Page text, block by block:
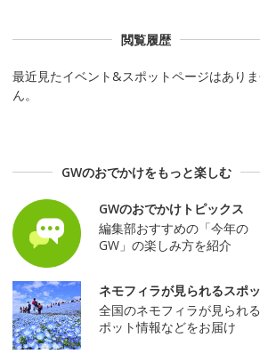
閲覧履歴
最近見たイベント&スポットページはあり
ん。
GWのおでかけをもっと楽しむ
GWのおでかけトピックス
編集部おすすめの「今年の
GW」の楽しみ方を紹介
ネモフィラが見られるスポ
全国のネモフィラが見られ
ポット情報などをお届け